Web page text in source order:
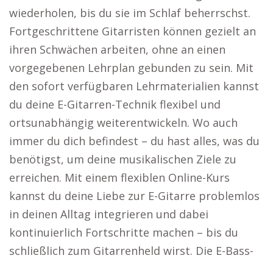
wiederholen, bis du sie im Schlaf beherrschst.
Fortgeschrittene Gitarristen können gezielt an
ihren Schwächen arbeiten, ohne an einen
vorgegebenen Lehrplan gebunden zu sein. Mit
den sofort verfügbaren Lehrmaterialien kannst
du deine E-Gitarren-Technik flexibel und
ortsunabhängig weiterentwickeln. Wo auch
immer du dich befindest – du hast alles, was du
benötigst, um deine musikalischen Ziele zu
erreichen. Mit einem flexiblen Online-Kurs
kannst du deine Liebe zur E-Gitarre problemlos
in deinen Alltag integrieren und dabei
kontinuierlich Fortschritte machen – bis du
schließlich zum Gitarrenheld wirst. Die E-Bass-